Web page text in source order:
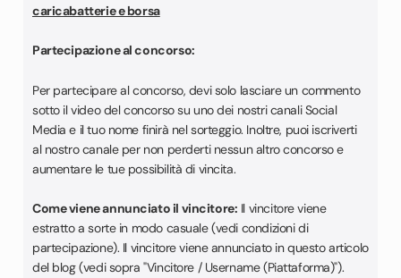
caricabatterie e borsa
Partecipazione al concorso:
Per partecipare al concorso, devi solo lasciare un commento
sotto il video del concorso su uno dei nostri canali Social
Media e il tuo nome finirà nel sorteggio. Inoltre, puoi iscriverti
al nostro canale per non perderti nessun altro concorso e
aumentare le tue possibilità di vincita.
Come viene annunciato il vincitore: Il vincitore viene
estratto a sorte in modo casuale (vedi condizioni di
partecipazione). Il vincitore viene annunciato in questo articolo
del blog (vedi sopra "Vincitore / Username (Piattaforma)").